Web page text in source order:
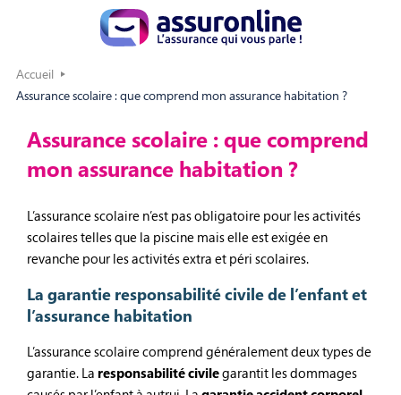
Accueil
Assurance scolaire : que comprend mon assurance habitation ?
Assurance scolaire : que comprend
mon assurance habitation ?
L’assurance scolaire n’est pas obligatoire pour les activités
scolaires telles que la piscine mais elle est exigée en
revanche pour les activités extra et péri scolaires.
La garantie responsabilité civile de l’enfant et
l’assurance habitation
L’assurance scolaire comprend généralement deux types de
garantie. La responsabilité civilegarantit les dommages